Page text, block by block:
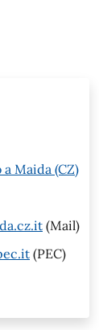
Maida (CZ)
(Mail)
(PEC)